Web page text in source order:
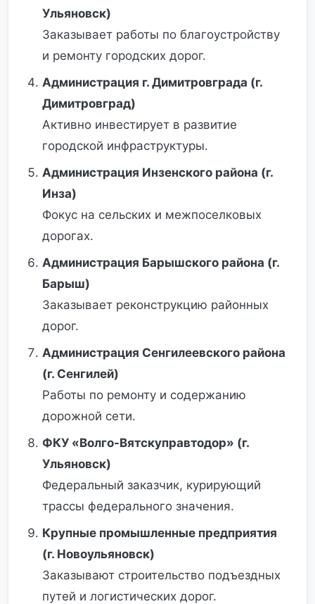
Ульяновск)
Заказывает работы по благоустройству
и ремонту городских дорог.
Администрация г. Димитровграда (г.
Димитровград)
Активно инвестирует в развитие
городской инфраструктуры.
Администрация Инзенского района (г.
Инза)
Фокус на сельских и межпоселковых
дорогах.
Администрация Барышского района (г.
Барыш)
Заказывает реконструкцию районных
дорог.
Администрация Сенгилеевского района
(г. Сенгилей)
Работы по ремонту и содержанию
дорожной сети.
ФКУ «Волго-Вятскуправтодор» (г.
Ульяновск)
Федеральный заказчик, курирующий
трассы федерального значения.
Крупные промышленные предприятия
(г. Новоульяновск)
Заказывают строительство подъездных
путей и логистических дорог.